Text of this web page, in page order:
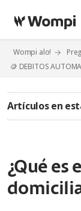
Wompi alo!
🪙 DEBITOS
Artículos en
¿Cómo puedo
Terceros?
¿Qué es